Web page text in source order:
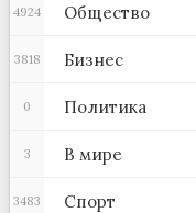
Общество
4924
Бизнес
3818
Политика
0
В мире
3
Спорт
3483